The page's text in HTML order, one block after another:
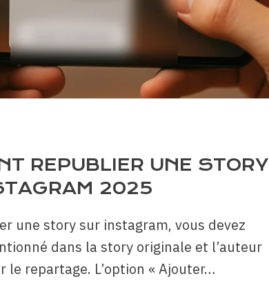
REPUBLIER UNE STORY
2025
une story sur instagram, vous devez
dans la story originale et l’auteur
le repartage. L’option « Ajouter…